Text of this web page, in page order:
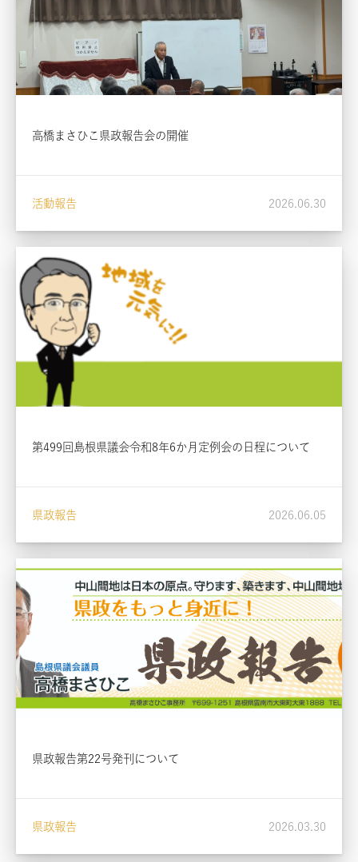
高橋まさひこ県政報告会の開催
活動報告 2026.06.30
第499回島根県議会令和8年6か月定例会の日程について
県政報告 2026.06.05
県政報告第22号発刊について
県政報告 2026.03.30